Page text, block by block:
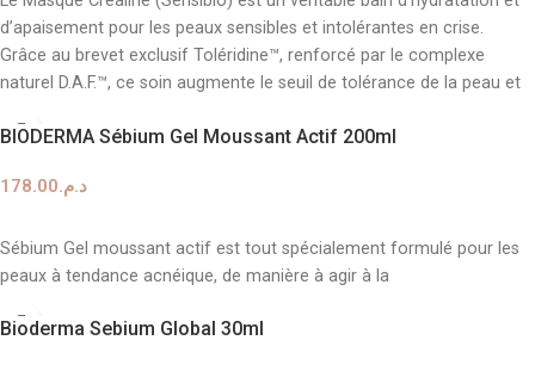
d’apaisement pour les peaux sensibles et intolérantes en crise.
Grâce au brevet exclusif Toléridine™, renforcé par le complexe
naturel D.A.F.™, ce soin augmente le seuil de tolérance de la peau et
l’épiderme moins réactif.
BIODERMA Sébium Gel Moussant Actif 200ml
د.م.178.00
Sébium Gel moussant actif est tout spécialement formulé pour les
peaux à tendance acnéique, de manière à agir à la
Bioderma Sebium Global 30ml